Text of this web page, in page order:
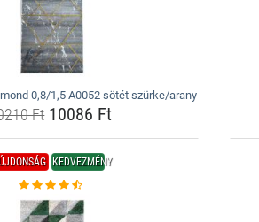
0,8/1,5 A0052 sötét szürke/arany
Ft10086 Ft
KEDVEZMÉNY